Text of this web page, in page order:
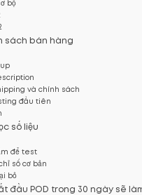
bộ
sách bán hàng
và chính sách
đầu tiên
số liệu
để test
số cơ bản
bỏ
đầu POD trong 30 ngày sẽ